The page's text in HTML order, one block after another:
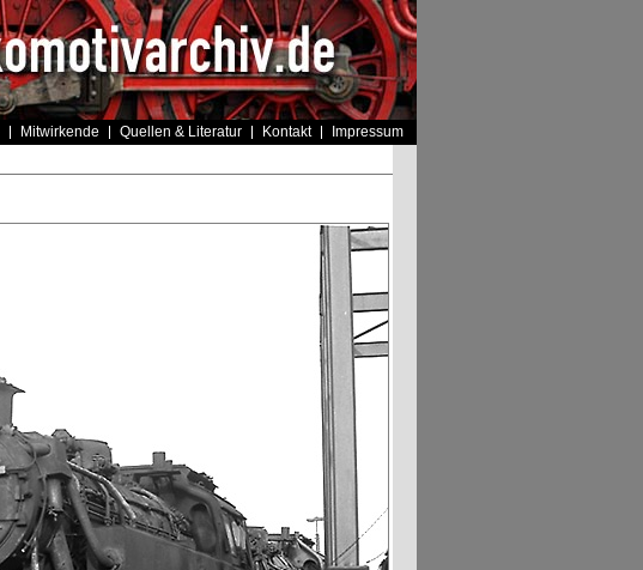
Mitwirkende Quellen & Literatur Kontakt Impressum